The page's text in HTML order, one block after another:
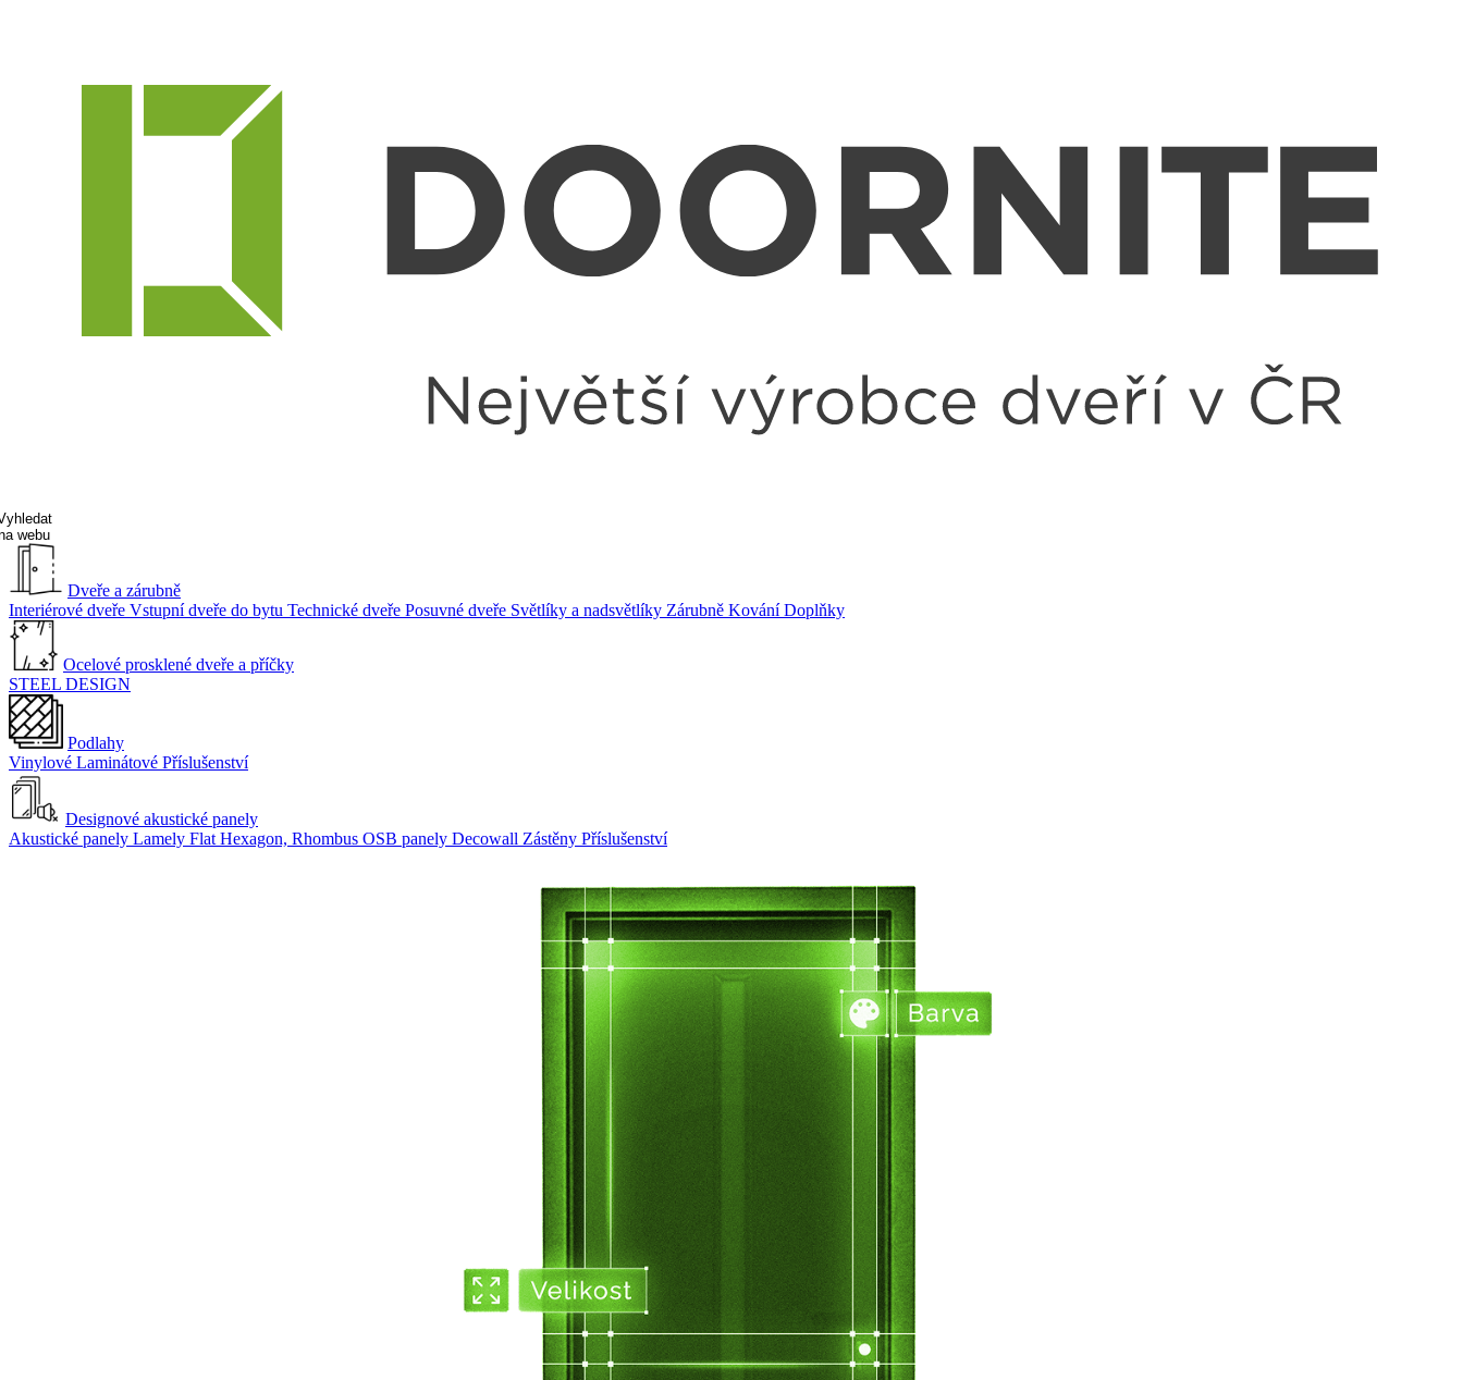
webu
Dveře a zárubně
Interiérové dveře Vstupní dveře do bytu Technické dveře Posuvné dveře Světlíky a nadsvětlíky Zárubně KováníDoplňky
Ocelové prosklené dveře a příčky
STEEL DESIGN
Podlahy
Vinylové Laminátové Příslušenství
Designové akustické panely
Akustické panely Lamely Flat Hexagon, Rhombus OSB panely Decowall Zástěny Příslušenství